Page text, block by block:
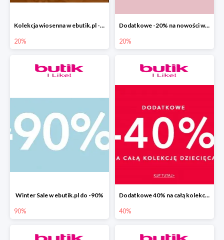
Kolekcja wiosenna w ebutik.pl -20%
20%
Dodatkowe -20% na nowości w ebutik.pl
20%
Winter Sale w ebutik.pl do -90%
90%
Dodatkowe 40% na całą kolekcję dziecięcą w ebutik.pl
40%